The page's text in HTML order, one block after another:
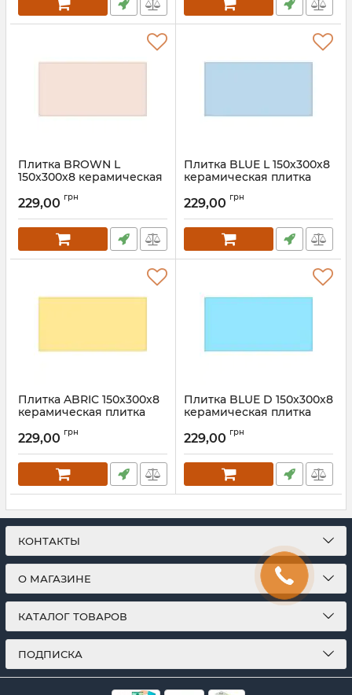
Плитка BROWN L
150х300х8 керамическая
стен, фасада
229,00 грн
Плитка BLUE L 150х300х8
керамическая плитка
фасада
229,00 грн
Плитка ABRIC 150х300х8
керамическая плитка
фасада
229,00 грн
Плитка BLUE D 150х300х8
керамическая плитка
фасада
229,00 грн
КОНТАКТЫ
О МАГАЗИНЕ
КАТАЛОГ ТОВАРОВ
ПОДПИСКА